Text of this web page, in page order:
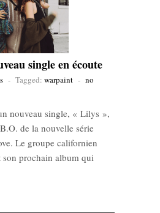
single en écoute
- Tagged: warpaint - no
nouveau single, « Lilys »,
de la nouvelle série
Le groupe californien
prochain album qui